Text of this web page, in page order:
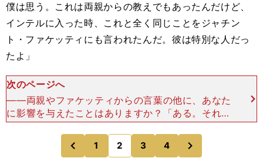
僕は思う。これは両親からの教えでもあったんだけど、
インテルに入った時、これと全く同じことをジャチン
ト・ファケッティにも言われたんだ。彼は特別な人だっ
たよ」
次のページへ
――両親やファケッティからの言葉の他に、あなた
に影響を与えたことはありますか？「ある。それは
映画や本のフレーズとか、誰かに何かを言われたこ
ととかそういうことではなくて、プピ財団（恵まれ
ない子供たち
前
のページへ
1 2 3 4
のページへ